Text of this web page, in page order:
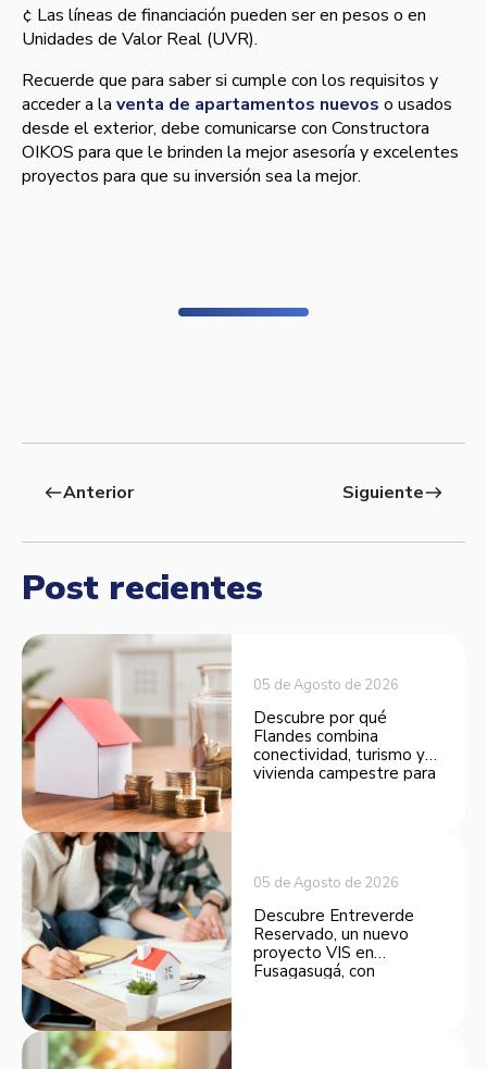
¢ Las lí­neas de financiación pueden ser en pesos o en
Unidades de Valor Real (UVR).
Recuerde que para saber si cumple con los requisitos y
acceder a la venta de apartamentos nuevos o usados
desde el exterior, debe comunicarse con Constructora
OIKOS para que le brinden la mejor asesorí­a y excelentes
proyectos para que su inversión sea la mejor.
westAnterior Siguienteeast
Post recientes
05 de Agosto de 2026
Descubre por qué
Flandes combina
conectividad, turismo y
vivienda campestre para
05 de Agosto de 2026
Descubre Entreverde
Reservado, un nuevo
proyecto VIS en
Fusagasugá, con